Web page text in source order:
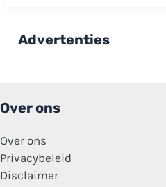
You
Advertenties
Over ons
Over ons
Privacybeleid
Disclaimer